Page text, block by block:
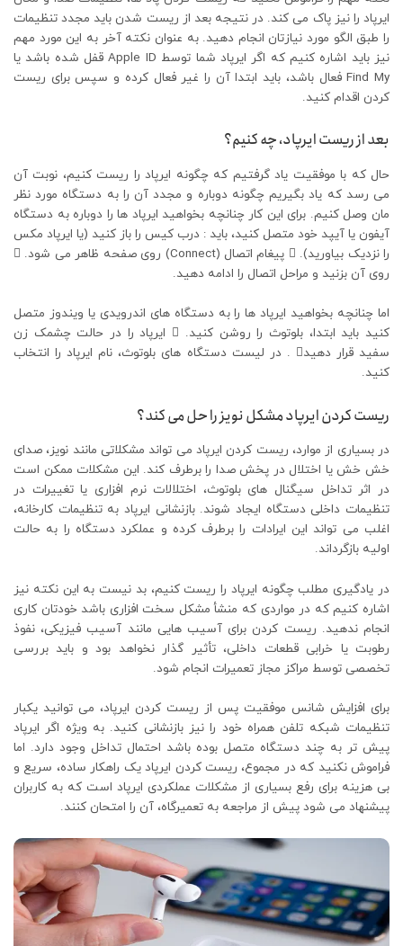
ایرپاد را نیز پاک می کند. در نتیجه بعد از ریست شدن باید مجدد تنظیمات
را طبق الگو مورد نیازتان انجام دهید. به عنوان نکته آخر به این مورد مهم
نیز باید اشاره کنیم که اگر ایرپاد شما توسط Apple ID قفل شده باشد یا
Find My فعال باشد، باید ابتدا آن را غیر فعال کرده و سپس برای ریست
کردن اقدام کنید.
بعد از ریست ایرپاد، چه کنیم؟
حال که با موفقیت یاد گرفتیم که چگونه ایرپاد را ریست کنیم، نوبت آن
می رسد که یاد بگیریم چگونه دوباره و مجدد آن را به دستگاه مورد نظر
مان وصل کنیم. برای این کار چنانچه بخواهید ایرپاد ها را دوباره به دستگاه
آیفون یا آیپد خود متصل کنید، باید : درب کیس را باز کنید (یا ایرپاد مکس
را نزدیک بیاورید).  پیغام اتصال (Connect) روی صفحه ظاهر می شود. 
روی آن بزنید و مراحل اتصال را ادامه دهید.
اما چنانچه بخواهید ایرپاد ها را به دستگاه های اندرویدی یا ویندوز متصل
کنید باید ابتدا، بلوتوث را روشن کنید.  ایرپاد را در حالت چشمک زن
سفید قرار دهید . در لیست دستگاه های بلوتوث، نام ایرپاد را انتخاب
کنید.
ریست کردن ایرپاد مشکل نویز را حل می کند؟
در بسیاری از موارد، ریست کردن ایرپاد می ‌تواند مشکلاتی مانند نویز، صدای
خش ‌خش یا اختلال در پخش صدا را برطرف کند. این مشکلات ممکن است
در اثر تداخل سیگنال‌ های بلوتوث، اختلالات نرم‌ افزاری یا تغییرات در
تنظیمات داخلی دستگاه ایجاد شوند. بازنشانی ایرپاد به تنظیمات کارخانه،
اغلب می‌ تواند این ایرادات را برطرف کرده و عملکرد دستگاه را به حالت
اولیه بازگرداند.
در یادگیری مطلب چگونه ایرپاد را ریست کنیم، بد نیست به این نکته نیز
اشاره کنیم که در مواردی که منشأ مشکل سخت ‌افزاری باشد خودتان کاری
انجام ندهید. ریست کردن برای آسیب هایی مانند آسیب فیزیکی، نفوذ
رطوبت یا خرابی قطعات داخلی، تأثیر گذار نخواهد بود و باید بررسی
تخصصی توسط مراکز مجاز تعمیرات انجام شود.
برای افزایش شانس موفقیت پس از ریست کردن ایرپاد، می ‌توانید یکبار
تنظیمات شبکه تلفن همراه خود را نیز بازنشانی کنید. به ‌ویژه اگر ایرپاد
پیش ‌تر به چند دستگاه متصل بوده باشد احتمال تداخل وجود دارد. اما
فراموش نکنید که در مجموع، ریست کردن ایرپاد یک راهکار ساده، سریع و
بی‌ هزینه برای رفع بسیاری از مشکلات عملکردی ایرپاد است که به کاربران
پیشنهاد می ‌شود پیش از مراجعه به تعمیرگاه، آن را امتحان کنند.